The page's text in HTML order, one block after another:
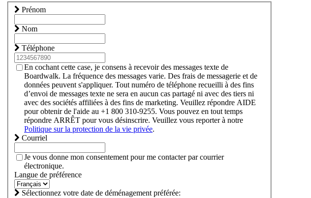
Prénom
Nom
Téléphone
En cochant cette case, je consens à recevoir des messages texte de
Boardwalk. La fréquence des messages varie. Des frais de messagerie et de
données peuvent s'appliquer. Tout numéro de téléphone recueilli à des fins
d’envoi de messages texte ne sera en aucun cas partagé ni avec des tiers ni
avec des sociétés affiliées à des fins de marketing. Veuillez répondre AIDE
pour obtenir de l'aide au +1 800 310-9255. Vous pouvez en tout temps
répondre ARRÊT pour vous désinscrire. Veuillez vous reporter à notre
Politique sur la protection de la vie privée.
Courriel
Je vous donne mon consentement pour me contacter par courrier
électronique.
Langue de préférence
Sélectionnez votre date de déménagement préférée: